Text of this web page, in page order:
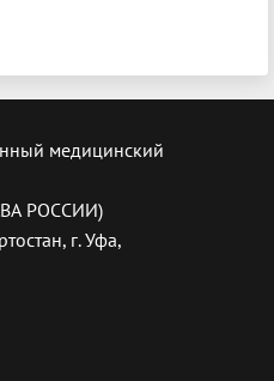
медицинский
РОССИИ)
г. Уфа,